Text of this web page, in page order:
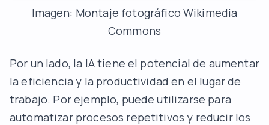
Imagen: Montaje fotográfico Wikimedia
Commons
Por un lado, la IA tiene el potencial de aumentar
la eficiencia y la productividad en el lugar de
trabajo. Por ejemplo, puede utilizarse para
automatizar procesos repetitivos y reducir los